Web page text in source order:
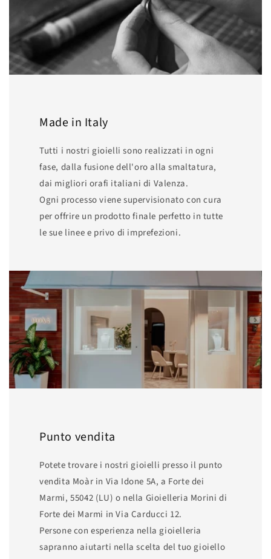
Made in Italy
Tutti i nostri gioielli sono realizzati in ogni
fase, dalla fusione dell'oro alla smaltatura,
dai migliori orafi italiani di Valenza.
Ogni processo viene supervisionato con cura
per offrire un prodotto finale perfetto in tutte
le sue linee e privo di imprefezioni.
Punto vendita
Potete trovare i nostri gioielli presso il punto
vendita Moàr in Via Idone 5A, a Forte dei
Marmi, 55042 (LU) o nella Gioielleria Morini di
Forte dei Marmi in Via Carducci 12.
Persone con esperienza nella gioielleria
sapranno aiutarti nella scelta del tuo gioiello